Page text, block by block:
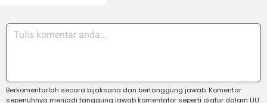
Berkomentarlah secara bijaksana dan bertanggung jawab. Komentar
sepenuhnya menjadi tanggung jawab komentator seperti diatur dalam UU